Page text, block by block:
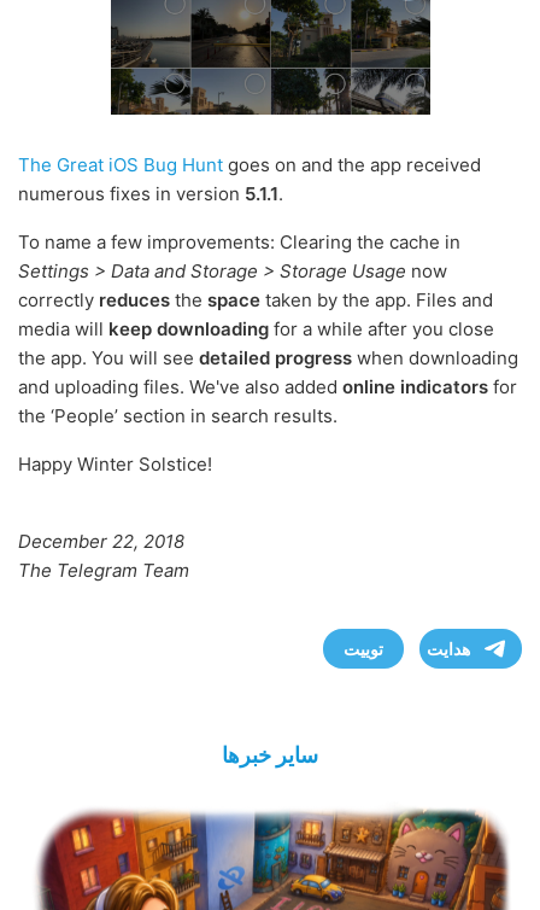
The Great iOS Bug Hunt goes on and the app received
numerous fixes in version 5.1.1.
To name a few improvements: Clearing the cache in
Settings > Data and Storage > Storage Usage now
correctly reduces thespace taken by the app. Files and
media will keep downloading for a while after you close
the app. You will seedetailed progress when downloading
and uploading files. We've also addedonline indicators for
the ‘People’ section in search results.
Happy Winter Solstice!
December 22, 2018
The Telegram Team
هدایت توییت
سایر خبرها